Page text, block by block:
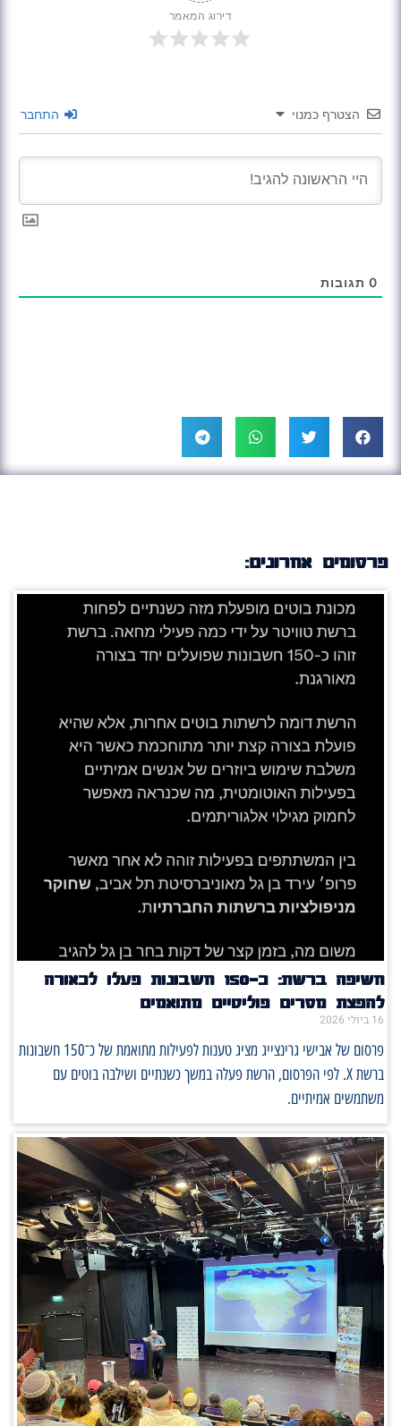
דירוג המאמר
הצטרף כמנוי התחבר
0 תגובות
פרסומים אחרונים:
חשיפה ברשת: כ־150 חשבונות פעלו לכאורה
להפצת מסרים פוליטיים מתואמים
16 ביולי 2026
פרסום של אבישי גרינצייג מציג טענות לפעילות מתואמת של כ־150 חשבונות
ברשת X. לפי הפרסום, הרשת פעלה במשך כשנתיים ושילבה בוטים עם
משתמשים אמיתיים.